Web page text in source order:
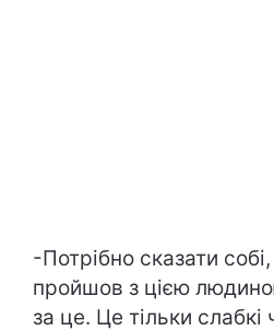
-Потрібно сказати
пройшов з цією
за це. Це тільки